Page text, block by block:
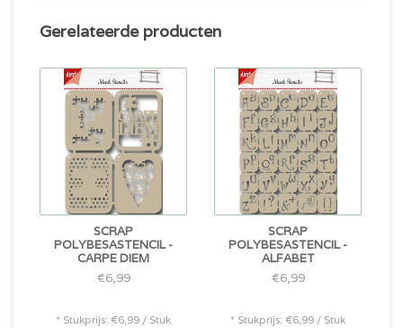
Gerelateerde producten
SCRAP
POLYBESASTENCIL -
CARPE DIEM
€6,99
* Stukprijs: €6,99 / Stuk
SCRAP
POLYBESASTENCIL -
ALFABET
€6,99
* Stukprijs: €6,99 / Stuk